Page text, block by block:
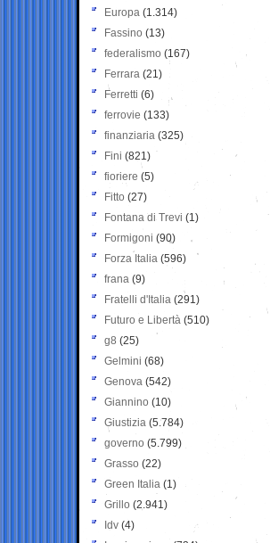
Europa (1.314)
Fassino (13)
federalismo (167)
Ferrara (21)
Ferretti (6)
ferrovie (133)
finanziaria (325)
Fini (821)
fioriere (5)
Fitto (27)
Fontana di Trevi (1)
Formigoni (90)
Forza Italia (596)
frana (9)
Fratelli d'Italia (291)
Futuro e Libertà (510)
g8 (25)
Gelmini (68)
Genova (542)
Giannino (10)
Giustizia (5.784)
governo (5.799)
Grasso (22)
Green Italia (1)
Grillo (2.941)
Idv (4)